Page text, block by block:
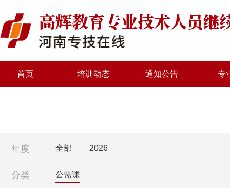
首页 培训动态 通知公告 专
年度 全部 2026
分类 公需课